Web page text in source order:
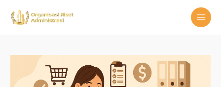
content
navigation